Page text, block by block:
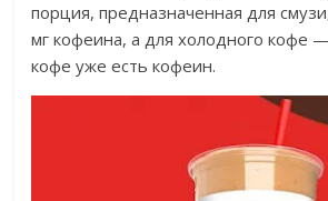
порция, предназначенная для
мг кофеина, а для холодного кофе —
кофе уже есть кофеин.